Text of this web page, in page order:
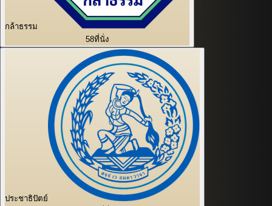
กล้าธรรม
58ที่นั่ง
ประชาธิปัตย์